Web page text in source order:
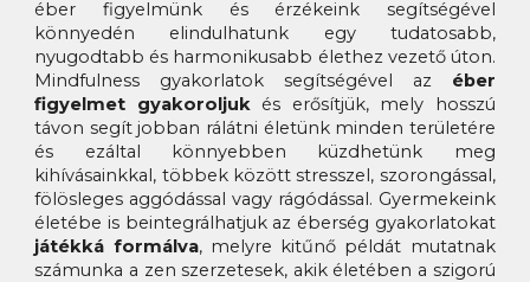
éber figyelmünk és érzékeink segítségével
könnyedén elindulhatunk egy tudatosabb,
nyugodtabb és harmonikusabb élethez vezető úton.
Mindfulness gyakorlatok segítségével az éber
figyelmet
gyakoroljukés erősítjük, mely hosszú
távon segít jobban rálátni életünk minden területére
és ezáltal könnyebben küzdhetünk meg
kihívásainkkal, többek között stresszel, szorongással,
fölösleges aggódással vagy rágódással. Gyermekeink
életébe is beintegrálhatjuk az éberség gyakorlatokat
játékká formálva, melyre kitűnő példát mutatnak
számunka a zen szerzetesek, akik életében a szigorú